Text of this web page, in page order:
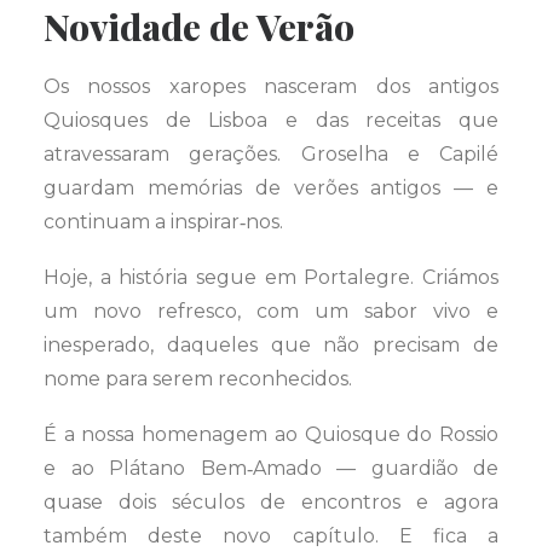
Novidade de Verão
Os nossos xaropes nasceram dos antigos
Quiosques de Lisboa e das receitas que
atravessaram gerações. Groselha e Capilé
guardam memórias de verões antigos — e
continuam a inspirar‑nos.
Hoje, a história segue em Portalegre. Criámos
um novo refresco, com um sabor vivo e
inesperado, daqueles que não precisam de
nome para serem reconhecidos.
É a nossa homenagem ao Quiosque do Rossio
e ao Plátano Bem‑Amado — guardião de
quase dois séculos de encontros e agora
também deste novo capítulo. E fica a